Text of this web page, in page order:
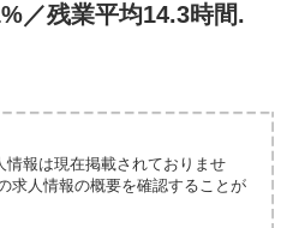
／残業平均14.3時間.
報は現在掲載されておりませ
求人情報の概要を確認することが